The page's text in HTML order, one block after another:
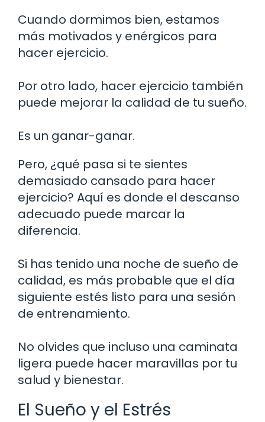
Cuando dormimos bien, estamos
más motivados y enérgicos para
hacer ejercicio.
Por otro lado, hacer ejercicio también
puede mejorar la calidad de tu sueño.
Es un ganar-ganar.
Pero, ¿qué pasa si te sientes
demasiado cansado para hacer
ejercicio? Aquí es donde el descanso
adecuado puede marcar la
diferencia.
Si has tenido una noche de sueño de
calidad, es más probable que el día
siguiente estés listo para una sesión
de entrenamiento.
No olvides que incluso una caminata
ligera puede hacer maravillas por tu
salud y bienestar.
El Sueño y el Estrés